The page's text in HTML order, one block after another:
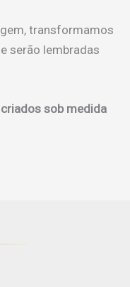
transformamos
serão lembradas
sob medida